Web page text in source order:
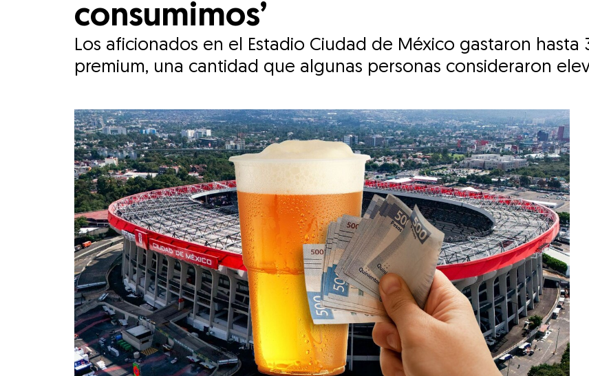
consumimos’
Los aficionados en el Estadio Ciudad de México gastaron hasta
premium, una cantidad que algunas personas consideraron